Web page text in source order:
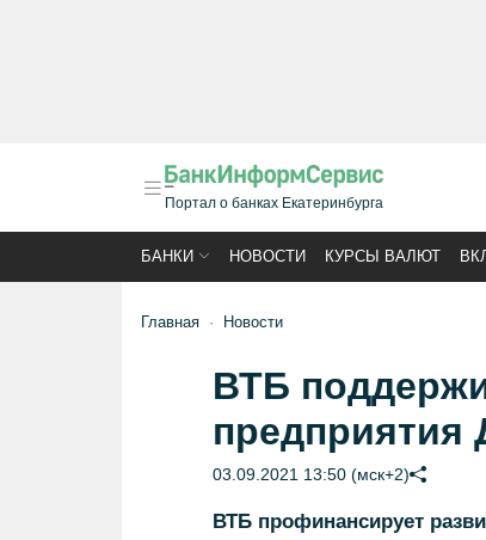
Портал о банках Екатеринбурга
БАНКИ НОВОСТИ КУРСЫ ВАЛЮТ
Главная Новости
ВТБ
предприятия
03.09.2021 13:50 (мск+2)
ВТБ профинансирует